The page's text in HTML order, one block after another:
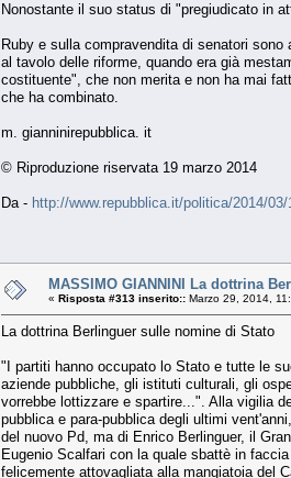
Nonostante il suo status di "pregiudicato in
Ruby e sulla compravendita di senatori
al tavolo delle riforme, quando era già
costituente", che non merita e non ha mai
che ha combinato.
m. gianninirepubblica. it
© Riproduzione riservata 19 marzo 2014
Da - http://www.repubblica.it/politica/2014/
MASSIMO GIANNINI La dottrina
« Risposta #313 inserito:: Marzo 29, 2014,
La dottrina Berlinguer sulle nomine di Stato
"I partiti hanno occupato lo Stato e tutte le
aziende pubbliche, gli istituti culturali, gli
vorrebbe lottizzare e spartire...". Alla vigilia
pubblica e para-pubblica degli ultimi
del nuovo Pd, ma di Enrico Berlinguer, il
Eugenio Scalfari con la quale sbattè in
felicemente attovagliata alla mangiatoia del